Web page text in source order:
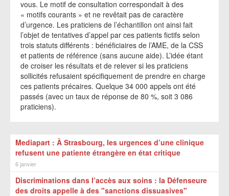
vous. Le motif de consultation correspondait à des
« motifs courants » et ne revêtait pas de caractère
d’urgence. Les praticiens de l’échantillon ont ainsi fait
l’objet de tentatives d’appel par ces patients fictifs selon
trois statuts différents : bénéficiaires de l’AME, de la CSS
et patients de référence (sans aucune aide). L’idée étant
de croiser les résultats et de relever si les praticiens
sollicités refusaient spécifiquement de prendre en charge
ces patients précaires. Quelque 34 000 appels ont été
passés (avec un taux de réponse de 80 %, soit 3 086
praticiens).
Mediapart : À Strasbourg, les urgences d’une clinique
refusent une patiente étrangère en état critique
6 janvier
Discriminations dans l’accès aux soins : la Défenseure
des droits appelle à des "sanctions dissuasives"